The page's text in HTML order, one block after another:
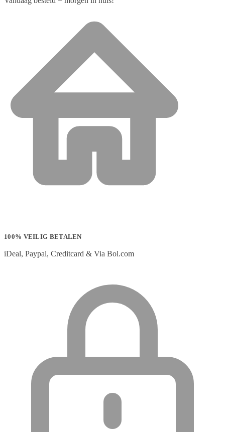
100% VEILIG BETALEN
iDeal, Paypal, Creditcard & Via Bol.com